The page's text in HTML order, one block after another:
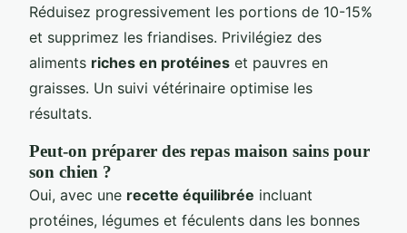
Réduisez progressivement les portions de 10-15%
et supprimez les friandises. Privilégiez des
aliments riches en protéines et pauvres en
graisses. Un suivi vétérinaire optimise les
résultats.
Peut-on préparer des repas maison sains pour
son chien ?
Oui, avec une recette équilibrée incluant
protéines, légumes et féculents dans les bonnes